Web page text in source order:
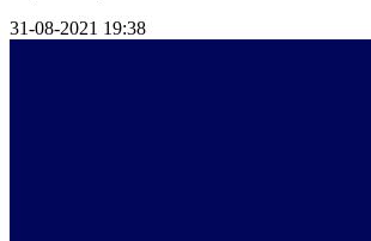
31-08-2021 19:38